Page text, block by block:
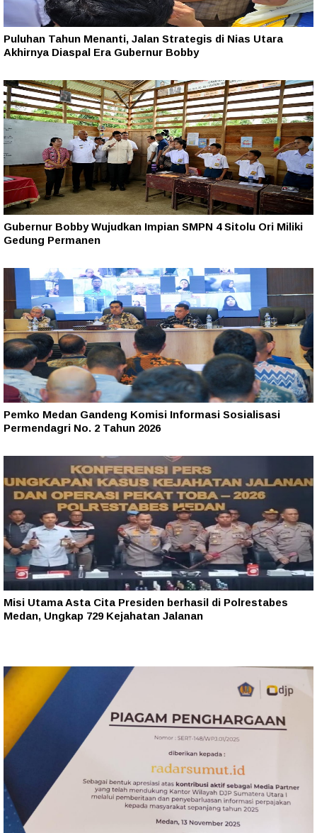
Puluhan Tahun Menanti, Jalan Strategis di Nias Utara
Akhirnya Diaspal Era Gubernur Bobby
Gubernur Bobby Wujudkan Impian SMPN 4 Sitolu Ori Miliki
Gedung Permanen
Pemko Medan Gandeng Komisi Informasi Sosialisasi
Permendagri No. 2 Tahun 2026
Misi Utama Asta Cita Presiden berhasil di Polrestabes
Medan, Ungkap 729 Kejahatan Jalanan